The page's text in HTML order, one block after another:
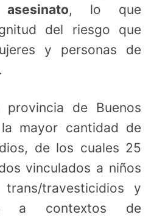
, lo que
del riesgo que
y personas de
de Buenos
mayor cantidad de
de los cuales 25
vinculados a niños
travesticidios y
a contextos de